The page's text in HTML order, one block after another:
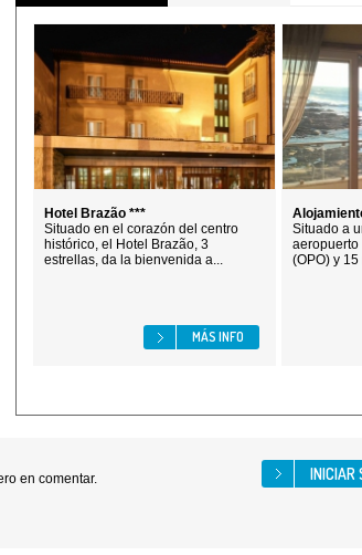
Hotel Brazão ***
Situado en el corazón del centro
histórico, el Hotel Brazão, 3
estrellas, da la bienvenida a...
MÁS INFO
Situado a
aeropuerto
(OPO) y
en comentar.